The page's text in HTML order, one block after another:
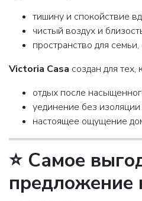
тишину и спокойствие
чистый воздух и
пространство для
Victoria Casa создан для тех,
отдых после
уединение без изоляции
настоящее ощущение
⭐ Самое
предложение